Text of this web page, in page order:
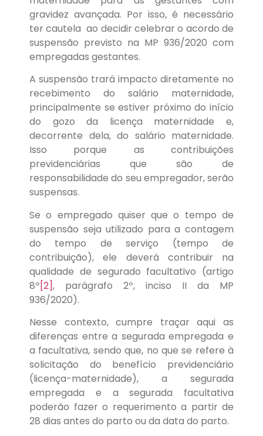
gravidez avançada. Por isso, é necessário
ter cautela ao decidir celebrar o acordo de
suspensão previsto na MP 936/2020 com
empregadas gestantes.
A suspensão trará impacto diretamente no
recebimento do salário maternidade,
principalmente se estiver próximo do início
do gozo da licença maternidade e,
decorrente dela, do salário maternidade.
Isso porque as contribuições
previdenciárias que são de
responsabilidade do seu empregador, serão
suspensas.
Se o empregado quiser que o tempo de
suspensão seja utilizado para a contagem
do tempo de serviço (tempo de
contribuição), ele deverá contribuir na
qualidade de segurado facultativo (artigo
8º[2], parágrafo 2º, inciso II da MP
936/2020).
Nesse contexto, cumpre traçar aqui as
diferenças entre a segurada empregada e
a facultativa, sendo que, no que se refere à
solicitação do benefício previdenciário
(licença-maternidade), a segurada
empregada e a segurada facultativa
poderão fazer o requerimento a partir de
28 dias antes do parto ou da data do parto.